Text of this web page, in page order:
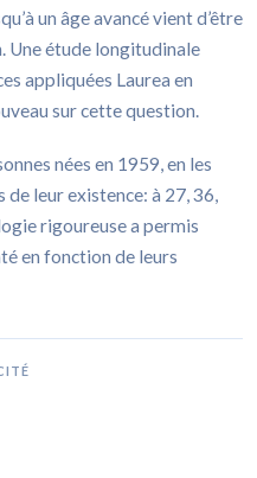
un âge avancé vient d’être
Une étude longitudinale
appliquées Laurea en
sur cette question.
nées en 1959, en les
leur existence: à 27, 36,
rigoureuse a permis
en fonction de leurs